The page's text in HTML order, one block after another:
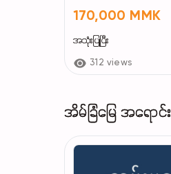
170,000 MMK
အသုံးပြုပြီး
312 views
အိမ်ခြံမြေ အရောင်း